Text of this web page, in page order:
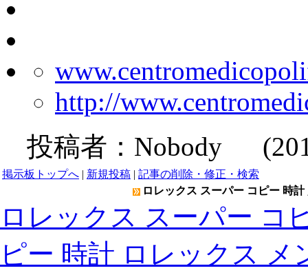
http://
投稿者： Nobody
掲示板トップへ | 新規投稿 | 記事の削除・修正・検索
ロレックス スーパー コピー 時
ロレックス スーパー コ
ピー 時計 ロレックス メ